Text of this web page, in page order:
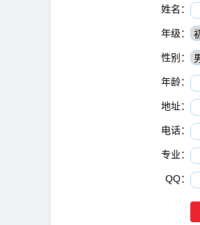
姓名：
年级：
性别：
年龄：
地址：
电话：
专业：
QQ：